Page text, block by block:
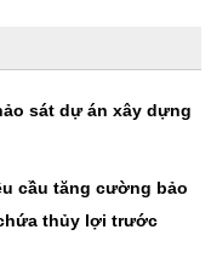
sát dự án xây dựng
cầu tăng cường bảo
thủy lợi trước